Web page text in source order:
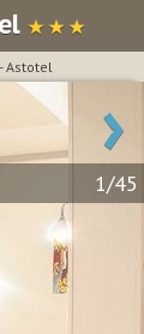
★ ★ ★
Astotel
›
1/45